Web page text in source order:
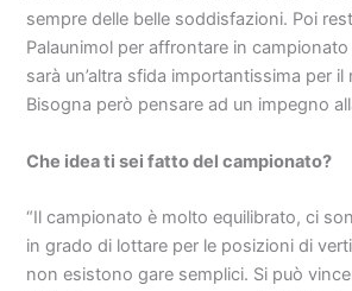
sempre delle belle soddisfazioni. Poi
Palaunimol per affrontare in campionato
sarà un’altra sfida importantissima per
Bisogna però pensare ad un impegno
Che idea ti sei fatto del campionato?
“Il campionato è molto equilibrato, ci
in grado di lottare per le posizioni di
non esistono gare semplici. Si può